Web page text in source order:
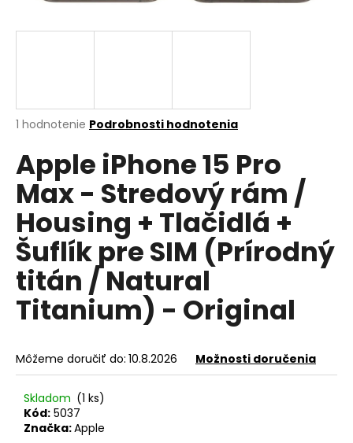
Priemerné
produktu
je
5,0
5
hviezdičiek.
1 hodnotenie Podrobnosti hodnotenia
Apple iPhone 15 Pro
Max - Stredový rám /
Housing + Tlačidlá +
Šuflík pre SIM (Prírodný
titán / Natural
Titanium) - Original
Môžeme doručiť do: 10.8.2026 Možnosti doručenia
Skladom (1 ks)
Kód: 5037
Značka:Apple
j
?
HĽADAŤ
O
d
p
o
r
č
a
m
e